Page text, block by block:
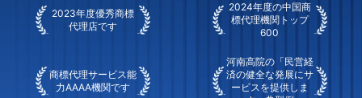
2023年度優秀商標
代理店です
2024年度の中国商
標代理機関トップ
600
商標代理サービス能
力AAAA機関です
河南高院の「民営経
済の健全な発展にサ
ービスを提供しま